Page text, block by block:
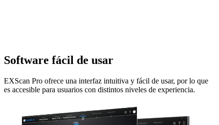
Software fácil de usar
EXScan Pro ofrece una interfaz intuitiva y fácil de usar, por lo que
es accesible para usuarios con distintos niveles de experiencia.